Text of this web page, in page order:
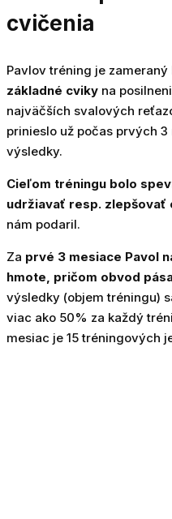
cvičenia
Pavlov tréning je
základné cviky na
najväčších svalových
prinieslo už počas prvých
výsledky.
Cieľom tréningu bolo
udržiavať resp. zlepšovať
nám podaril.
Za prvé 3 mesiace Pavol
hmote, pričom obvod
výsledky (objem tréningu)
viac ako 50% za každý
mesiac je 15 tréningových